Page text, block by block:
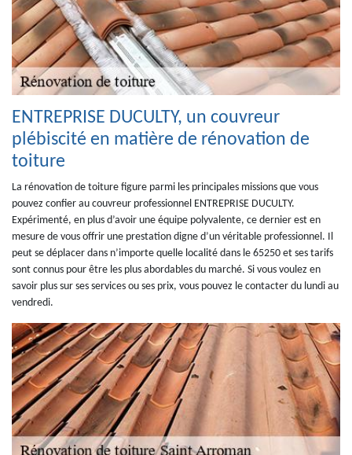
ENTREPRISE DUCULTY, un couvreur
plébiscité en matière de rénovation de
toiture
La rénovation de toiture figure parmi les principales missions que vous
pouvez confier au couvreur professionnel ENTREPRISE DUCULTY.
Expérimenté, en plus d’avoir une équipe polyvalente, ce dernier est en
mesure de vous offrir une prestation digne d’un véritable professionnel. Il
peut se déplacer dans n’importe quelle localité dans le 65250 et ses tarifs
sont connus pour être les plus abordables du marché. Si vous voulez en
savoir plus sur ses services ou ses prix, vous pouvez le contacter du lundi au
vendredi.